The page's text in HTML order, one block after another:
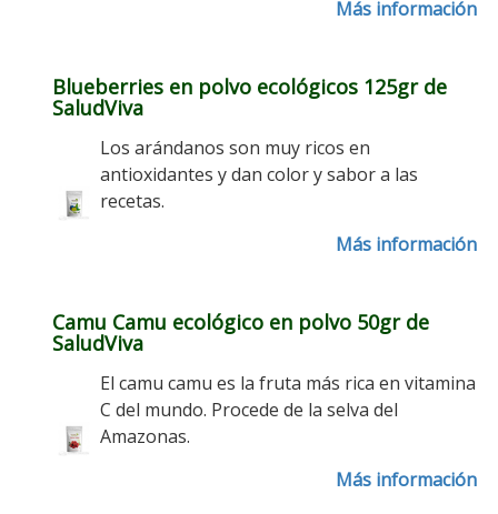
Más información
Blueberries en polvo ecológicos 125gr de
SaludViva
Los arándanos son muy ricos en
antioxidantes y dan color y sabor a las
recetas.
Más información
Camu Camu ecológico en polvo 50gr de
SaludViva
El camu camu es la fruta más rica en vitamina
C del mundo. Procede de la selva del
Amazonas.
Más información